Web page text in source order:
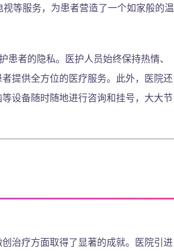
等服务，为患者营造了一个如家般的温
者的隐私。医护人员始终保持热情、
提供全方位的医疗服务。此外，医院还
设备随时随地进行咨询和挂号，大大节
治疗方面取得了显著的成就。医院引进